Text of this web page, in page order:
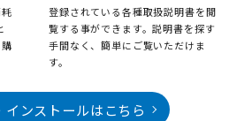
登録されている各種取扱説明書を閲
覧する事ができます。説明書を探す
手間なく、簡単にご覧いただけま
す。
インストールはこちら